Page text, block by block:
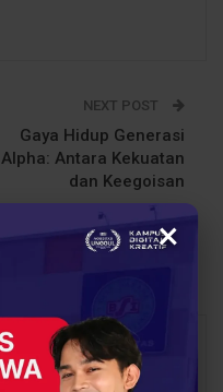
NEXT POST
Gaya Hidup Generasi
Alpha: Antara Kekuatan
dan Keegoisan
×